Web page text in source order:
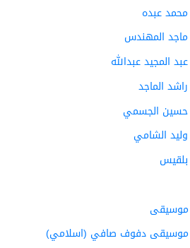
عبده
المهندس
المجيد عبدالله
الماجد
الجسمي
الشامي
موسيقى دفوف صافي (اسلامي)